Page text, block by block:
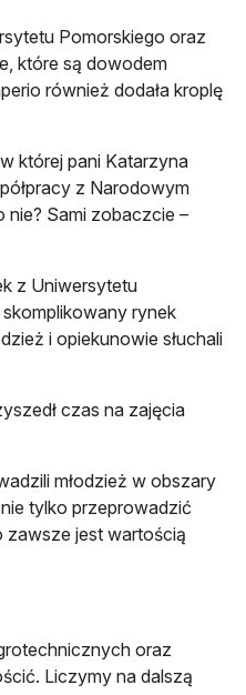
Pomorskiego oraz
które są dowodem
również dodała kroplę
której pani Katarzyna
z Narodowym
nie? Sami zobaczcie –
z Uniwersytetu
rynek
i opiekunowie słuchali
czas na zajęcia
młodzież w obszary
tylko przeprowadzić
zawsze jest wartością
oraz
Liczymy na dalszą